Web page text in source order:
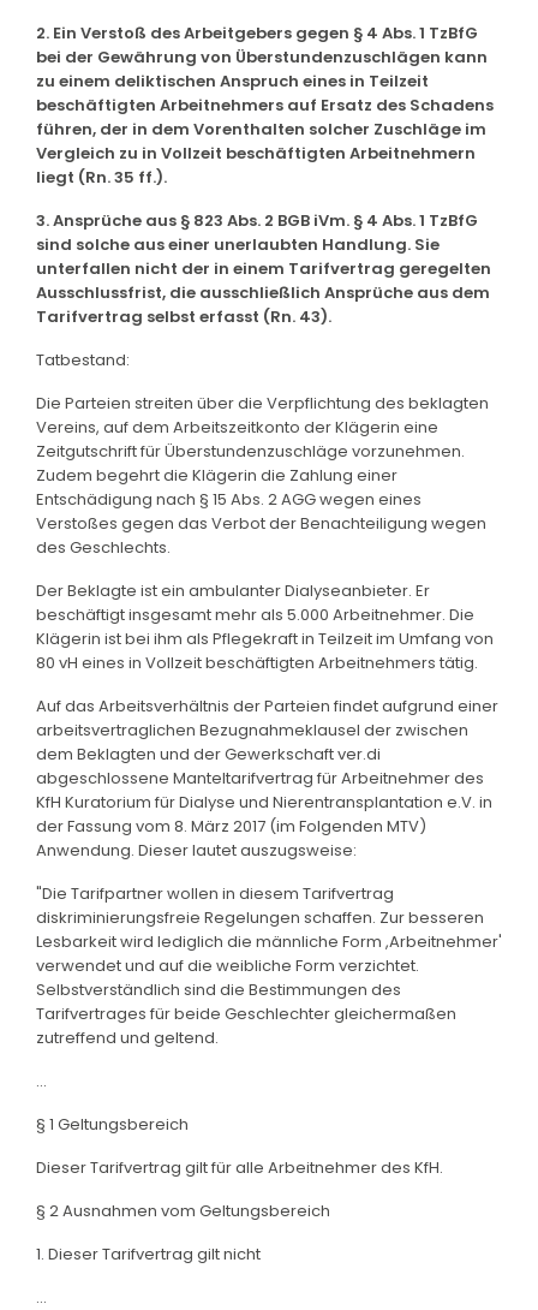
2. Ein Verstoß des Arbeitgebers gegen § 4 Abs. 1 TzBfG
bei der Gewährung von Überstundenzuschlägen kann
zu einem deliktischen Anspruch eines in Teilzeit
beschäftigten Arbeitnehmers auf Ersatz des Schadens
führen, der in dem Vorenthalten solcher Zuschläge im
Vergleich zu in Vollzeit beschäftigten Arbeitnehmern
liegt (Rn. 35 ff.).
3. Ansprüche aus § 823 Abs. 2 BGB iVm. § 4 Abs. 1 TzBfG
sind solche aus einer unerlaubten Handlung. Sie
unterfallen nicht der in einem Tarifvertrag geregelten
Ausschlussfrist, die ausschließlich Ansprüche aus dem
Tarifvertrag selbst erfasst (Rn. 43).
Tatbestand:
Die Parteien streiten über die Verpflichtung des beklagten
Vereins, auf dem Arbeitszeitkonto der Klägerin eine
Zeitgutschrift für Überstundenzuschläge vorzunehmen.
Zudem begehrt die Klägerin die Zahlung einer
Entschädigung nach § 15 Abs. 2 AGG wegen eines
Verstoßes gegen das Verbot der Benachteiligung wegen
des Geschlechts.
Der Beklagte ist ein ambulanter Dialyseanbieter. Er
beschäftigt insgesamt mehr als 5.000 Arbeitnehmer. Die
Klägerin ist bei ihm als Pflegekraft in Teilzeit im Umfang von
80 vH eines in Vollzeit beschäftigten Arbeitnehmers tätig.
Auf das Arbeitsverhältnis der Parteien findet aufgrund einer
arbeitsvertraglichen Bezugnahmeklausel der zwischen
dem Beklagten und der Gewerkschaft ver.di
abgeschlossene Manteltarifvertrag für Arbeitnehmer des
KfH Kuratorium für Dialyse und Nierentransplantation e.V. in
der Fassung vom 8. März 2017 (im Folgenden MTV)
Anwendung. Dieser lautet auszugsweise:
"Die Tarifpartner wollen in diesem Tarifvertrag
diskriminierungsfreie Regelungen schaffen. Zur besseren
Lesbarkeit wird lediglich die männliche Form ,Arbeitnehmer'
verwendet und auf die weibliche Form verzichtet.
Selbstverständlich sind die Bestimmungen des
Tarifvertrages für beide Geschlechter gleichermaßen
zutreffend und geltend.
...
§ 1 Geltungsbereich
Dieser Tarifvertrag gilt für alle Arbeitnehmer des KfH.
§ 2 Ausnahmen vom Geltungsbereich
1. Dieser Tarifvertrag gilt nicht
...